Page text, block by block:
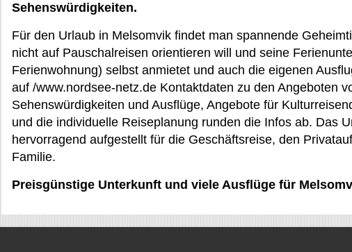
Sehenswürdigkeiten.
Für den Urlaub in Melsomvik findet man spannende
nicht auf Pauschalreisen orientieren will und seine
Ferienwohnung) selbst anmietet und auch die eigenen
auf /www.nordsee-netz.de Kontaktdaten zu den Angeboten
Sehenswürdigkeiten und Ausflüge, Angebote für
und die individuelle Reiseplanung runden die Infos ab. Das
hervorragend aufgestellt für die Geschäftsreise, den
Familie.
Preisgünstige Unterkunft und viele Ausflüge für